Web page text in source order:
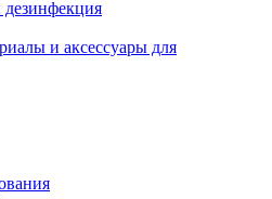
дезинфекция
и аксессуары для